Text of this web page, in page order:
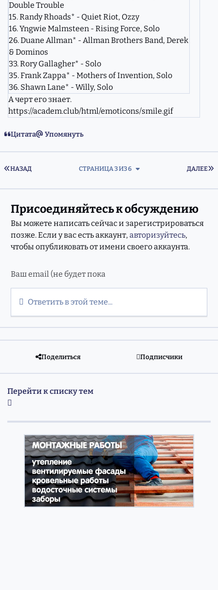
Double Trouble
15. Randy Rhoads* - Quiet Riot, Ozzy
16. Yngwie Malmsteen - Rising Force, Solo
26. Duane Allman* - Allman Brothers Band, Derek
& Dominos
33. Rory Gallagher* - Solo
35. Frank Zappa* - Mothers of Invention, Solo
36. Shawn Lane* - Willy, Solo
А черт его знает.
https://academ.club/html/emoticons/smile.gif
Цитата Упомянуть
ПЕРВАЯ СТРАНИЦА
НАЗАД ДАЛЕЕ
СТРАНИЦА 3 ИЗ 6
Присоединяйтесь к обсуждению
Вы можете написать сейчас и зарегистрироваться
позже. Если у вас есть аккаунт,авторизуйтесь,
чтобы опубликовать от имени своего аккаунта.
Ответить в этой теме...
Поделиться Подписчики
Перейти к списку тем